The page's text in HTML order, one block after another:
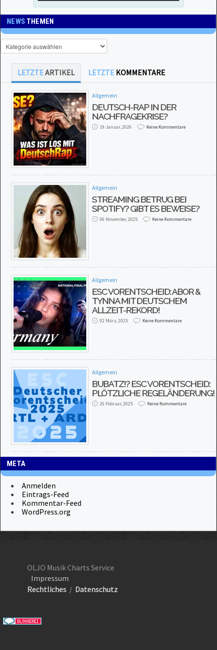
NEWSTHEMEN
LETZTEARTIKEL LETZTE KOMMENTARE
Allgemein
DEUTSCH-RAP IN DER
NACHFRAGEKRISE?
19 Januar, 2026 Keine Kommentare
Allgemein
STREAMING BETRUG BEI
SPOTIFY? GIBT ES BEWEISE?
06 November, 2025 Keine Kommentare
Allgemein
ESC VORENTSCHEID: ABOR &
TYNNA MIT DEUTSCHEM
ALLZEIT-REKORD!
02 März, 2025 Keine Kommentare
Allgemein
BUBATZ!? ESC VORENTSCHEID:
PLÖTZLICHE REGELÄNDERUNG!
26 Februar, 2025 Keine Kommentare
META
Anmelden
Eintrags-Feed
Kommentar-Feed
WordPress.org
OLJO Musik Charts Service
Impressum
Rechtliches / Datenschutz